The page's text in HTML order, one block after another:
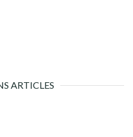
ARTICLES